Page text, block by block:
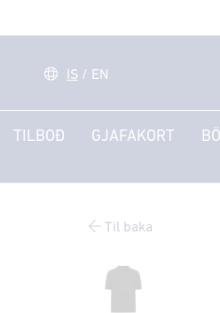
IS / EN
TILBOÐ GJAFAKORT
Til baka